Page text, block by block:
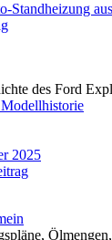
Standheizung
des Ford
2025